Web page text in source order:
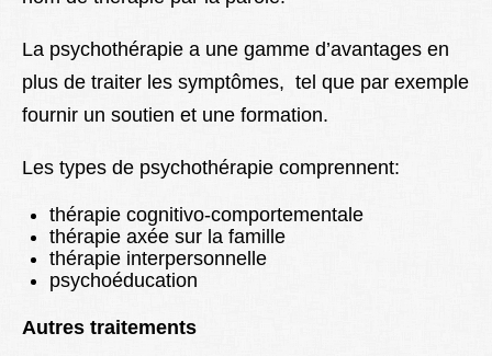
La psychothérapie a une gamme d’avantages en
plus de traiter les symptômes, tel que par exemple
fournir un soutien et une formation.
Les types de psychothérapie comprennent:
thérapie cognitivo-comportementale
thérapie axée sur la famille
thérapie interpersonnelle
psychoéducation
Autres traitements